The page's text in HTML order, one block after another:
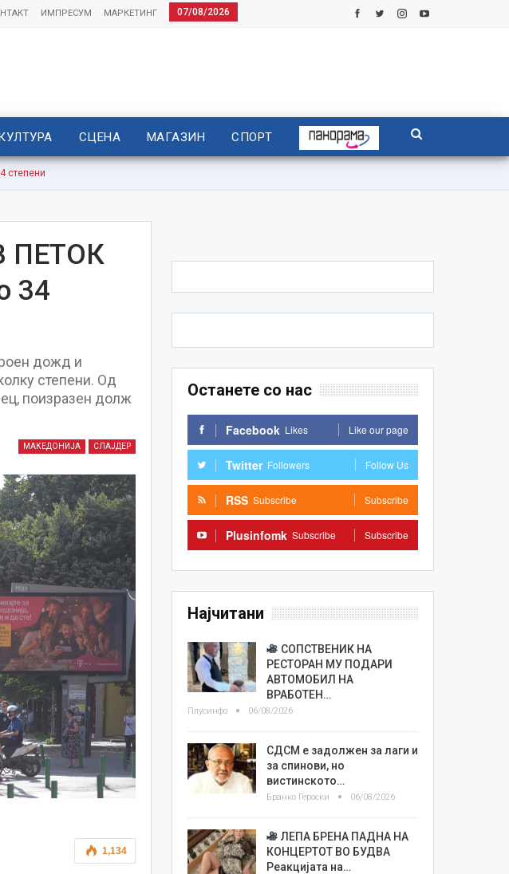
07/08/2026
МАРКЕТИНГ
ИМПРЕСУМ
СЦЕНА МАГАЗИН СПОРТ
степени
ПЕТОК
34
дожд и
степени. Од
поизразен долж
МАКЕДОНИЈА СЛАЈДЕР
1,134
Останете со нас
Facebook Likes Like our page
Twitter Followers Follow Us
RSS Subscribe Subscribe
Plusinfomk Subscribe Subscribe
Најчитани
СОПСТВЕНИК НА
РЕСТОРАН МУ ПОДАРИ
АВТОМОБИЛ НА
ВРАБОТЕН…
Плусинфо 06/08/2026
СДСМ е задолжен за лаги и
за спинови, но
вистинското…
Бранко Героски 06/08/2026
ЛЕПА БРЕНА ПАДНА НА
КОНЦЕРТОТ ВО БУДВА
Реакцијата на…